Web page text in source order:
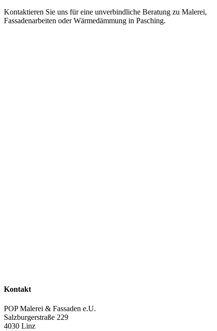
Kontaktieren Sie uns für eine unverbindliche Beratung zu Malerei,
Fassadenarbeiten oder Wärmedämmung in Pasching.
Kontakt
POP Malerei & Fassaden e.U.
Salzburgerstraße 229
4030 Linz